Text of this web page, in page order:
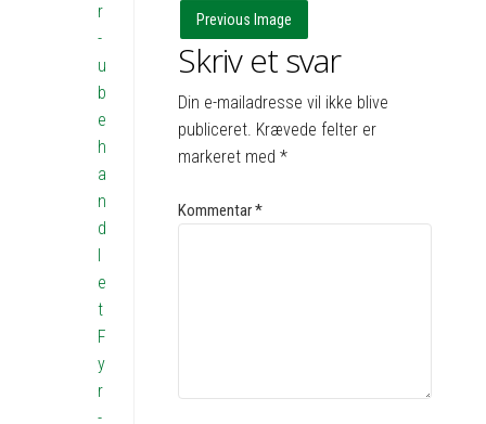
Previous Image
Skriv et svar
Din e-mailadresse vil ikke blive
publiceret. Krævede felter er
markeret med*
Kommentar*
r
-
u
b
e
h
a
n
d
l
e
t
F
y
r
-